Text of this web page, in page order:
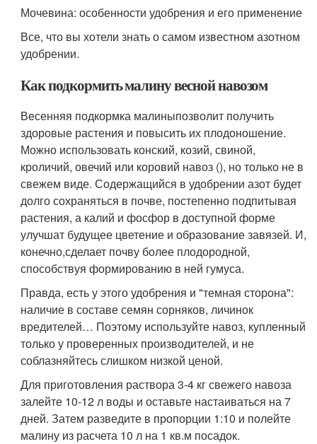
Мочевина: особенности удобрения и его применение
Все, что вы хотели знать о самом известном азотном
удобрении.
Как подкормить малину весной навозом
Весенняя подкормка малиныпозволит получить
здоровые растения и повысить их плодоношение.
Можно использовать конский, козий, свиной,
кроличий, овечий или коровий навоз (), но только не в
свежем виде. Содержащийся в удобрении азот будет
долго сохраняться в почве, постепенно подпитывая
растения, а калий и фосфор в доступной форме
улучшат будущее цветение и образование завязей. И,
конечно,сделает почву более плодородной,
способствуя формированию в ней гумуса.
Правда, есть у этого удобрения и "темная сторона":
наличие в составе семян сорняков, личинок
вредителей… Поэтому используйте навоз, купленный
только у проверенных производителей, и не
соблазняйтесь слишком низкой ценой.
Для приготовления раствора 3-4 кг свежего навоза
залейте 10-12 л воды и оставьте настаиваться на 7
дней. Затем разведите в пропорции 1:10 и полейте
малину из расчета 10 л на 1 кв.м посадок.